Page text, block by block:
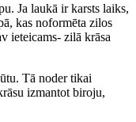
Ja laukā ir karsts laiks,
kas noformēta zilos
ieteicams- zilā krāsa
Tā noder tikai
izmantot biroju,